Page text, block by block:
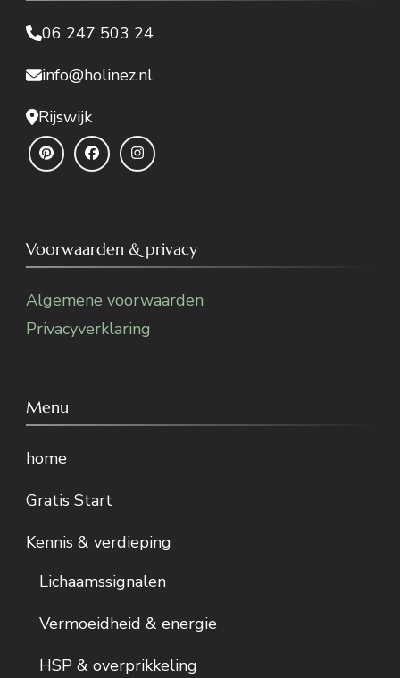
06 247 503 24
info@holinez.nl
Rijswijk
Voorwaarden & privacy
Algemene voorwaarden
Privacyverklaring
Menu
home
Gratis Start
Kennis & verdieping
Lichaamssignalen
Vermoeidheid & energie
HSP & overprikkeling